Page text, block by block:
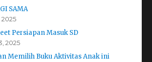
SAMA
2025
Persiapan Masuk SD
2025
Memilih Buku Aktivitas Anak ini